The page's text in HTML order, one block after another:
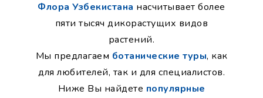
Флора Узбекистана насчитывает более
пяти тысяч дикорастущих видов
растений.
Мы предлагаем ботанические туры, как
для любителей, так и для специалистов.
Ниже Вы найдете популярные